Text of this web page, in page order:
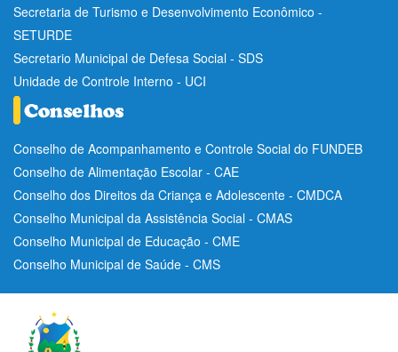
Secretaria de Turismo e Desenvolvimento Econômico -
SETURDE
Secretario Municipal de Defesa Social - SDS
Unidade de Controle Interno - UCI
Conselho de Acompanhamento e Controle Social do FUNDEB
Conselho de Alimentação Escolar - CAE
Conselho dos Direitos da Criança e Adolescente - CMDCA
Conselho Municipal da Assistência Social - CMAS
Conselho Municipal de Educação - CME
Conselho Municipal de Saúde - CMS